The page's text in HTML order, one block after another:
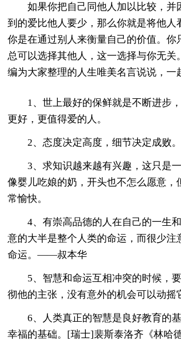
如果你把自己同他人加以比较，并
到的爱比他人要少，那么你就是将他人
你是在通过别人来衡量自己的价值。你
总可以选择其他人，这一选择与你无关
编为大家整理的人生唯美名言说说，一
1、世上最好的保鲜就是不断进步
更好，更值得爱的人。
2、态度决定高度，细节决定成败。
3、求知识越来越有兴趣，这只是
像婴儿吃娘的奶，开头也不怎么愿意，
常愉快。
4、有崇高品德的人在自己的一生
意的大半是整个人类的命运，而很少注
命运。——叔本华
5、智慧和命运互相冲突的时候，
彻他的主张，没有意外的机会可以动摇
6、人类真正的智慧是良好教育的
幸福的基础。[瑞士]裴斯泰洛齐《林哈